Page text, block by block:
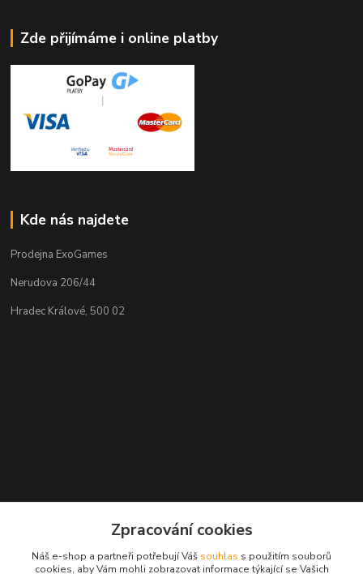
Zde přijímáme i online platby
Kde nás najdete
Prodejna ExoGames
Nerudova 206/44
Hradec Králové, 500 02
GPS 50.2103933N, 15.8115061E
Kontakty
Zpracování cookies
Náš e-shop a partneři potřebují Váš souhlas s použitím souborů
cookies, aby Vám mohli zobrazovat informace týkající se Vašich